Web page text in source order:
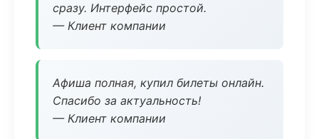
сразу. Интерфейс простой.
— Клиент компании
Афиша полная, купил билеты онлайн.
Спасибо за актуальность!
— Клиент компании